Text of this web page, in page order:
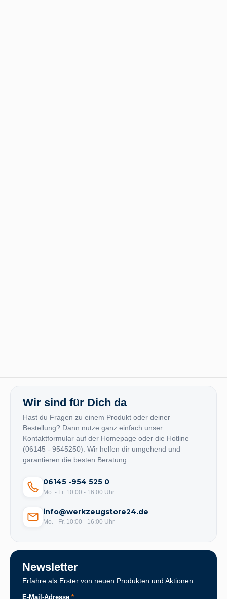
Wir sind für Dich da
Hast du Fragen zu einem Produkt oder deiner
Bestellung? Dann nutze ganz einfach unser
Kontaktformular auf der Homepage oder die Hotline
(06145 - 9545250). Wir helfen dir umgehend und
garantieren die besten Beratung.
06145 -954 525 0
Mo. - Fr. 10:00 - 16:00 Uhr
info@werkzeugstore24.de
Mo. - Fr. 10:00 - 16:00 Uhr
Newsletter
Erfahre als Erster von neuen Produkten und Aktionen
E-Mail-Adresse *